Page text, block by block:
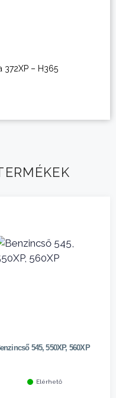
372XP – H365
545, 550XP, 560XP
Elérhető